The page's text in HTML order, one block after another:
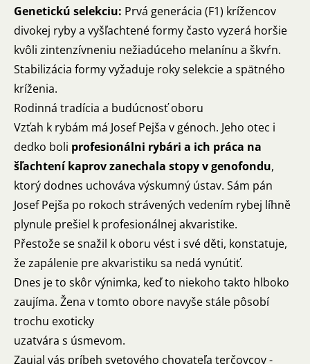
Genetickú selekciu: Prvá generácia (F1) krížencov
divokej ryby a vyšľachtené formy často vyzerá horšie
kvôli zintenzívneniu nežiadúceho melanínu a škvŕn.
Stabilizácia formy vyžaduje roky selekcie a spätného
kríženia.
Rodinná tradícia a budúcnosť oboru
Vzťah k rybám má Josef Pejša v génoch. Jeho otec i
dedko boli profesionálni rybári a ich práca na
šľachtení kaprov zanechala stopy v genofondu,
ktorý dodnes uchováva výskumný ústav. Sám pán
Josef Pejša po rokoch strávených vedením rybej líhně
plynule prešiel k profesionálnej akvaristike.
Přestože se snažil k oboru vést i své děti, konstatuje,
že zapálenie pre akvaristiku sa nedá vynútiť.
Dnes je to skôr výnimka, keď to niekoho takto hlboko
zaujíma. Žena v tomto obore navyše stále pôsobí
trochu exoticky
uzatvára s úsmevom.
Zaujal vás príbeh svetového chovateľa terčovcov -